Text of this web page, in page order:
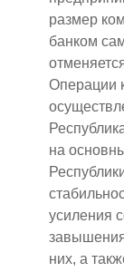
размер
банком
Операции
на
усиления
них, а